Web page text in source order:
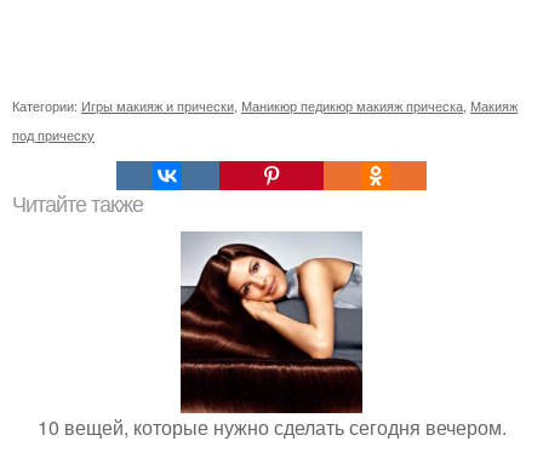
Категории: Игры макияж и прически Маникюр педикюр макияж прическа Макияж
под прическу
Читайте также
10 вещей, которые нужно сделать сегодня вечером.